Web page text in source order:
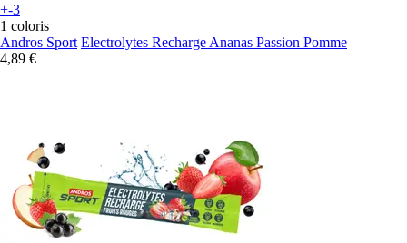
+-3
1 coloris
Andros Sport Electrolytes Recharge Ananas Passion Pomme
4,89 €